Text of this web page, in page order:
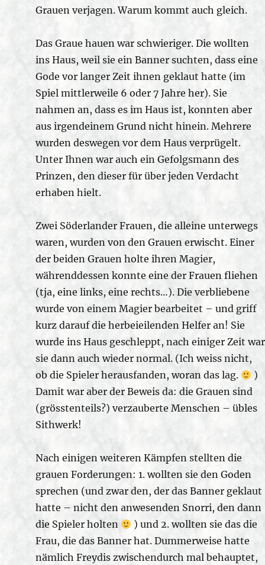
Grauen verjagen. Warum kommt auch gleich.
Das Graue hauen war schwieriger. Die wollten
ins Haus, weil sie ein Banner suchten, dass eine
Gode vor langer Zeit ihnen geklaut hatte (im
Spiel mittlerweile 6 oder 7 Jahre her). Sie
nahmen an, dass es im Haus ist, konnten aber
aus irgendeinem Grund nicht hinein. Mehrere
wurden deswegen vor dem Haus verprügelt.
Unter Ihnen war auch ein Gefolgsmann des
Prinzen, den dieser für über jeden Verdacht
erhaben hielt.
Zwei Söderlander Frauen, die alleine unterwegs
waren, wurden von den Grauen erwischt. Einer
der beiden Grauen holte ihren Magier,
währenddessen konnte eine der Frauen fliehen
(tja, eine links, eine rechts…). Die verbliebene
wurde von einem Magier bearbeitet – und griff
kurz darauf die herbeieilenden Helfer an! Sie
wurde ins Haus geschleppt, nach einiger Zeit war
sie dann auch wieder normal. (Ich weiss nicht,
ob die Spieler herausfanden, woran das lag.
)
Damit war aber der Beweis da: die Grauen sind
(grösstenteils?) verzauberte Menschen – übles
Sithwerk!
Nach einigen weiteren Kämpfen stellten die
grauen Forderungen: 1. wollten sie den Goden
sprechen (und zwar den, der das Banner geklaut
hatte – nicht den anwesenden Snorri, den dann
die Spieler holten
) und 2. wollten sie das die
Frau, die das Banner hat. Dummerweise hatte
nämlich Freydis zwischendurch mal behauptet,